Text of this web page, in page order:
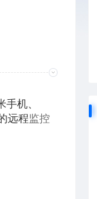
机、
远程监控